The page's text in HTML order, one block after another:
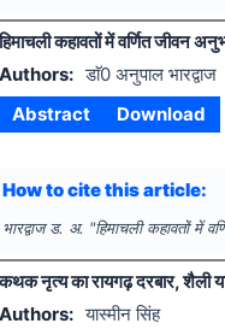
कहावतों में वर्णित जीवन
Authors: डाॅ0 अनुपाल भारद्वाज
Abstract
Download
How to cite this article:
भारद्वाज ड. अ. "हिमाचली कहावतों में
नृत्य का रायगढ़ दरबार, शैली या
Authors: यास्मीन सिंह